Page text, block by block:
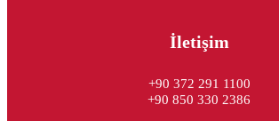
İletişim
+90 372 291 1100
+90 850 330 2386